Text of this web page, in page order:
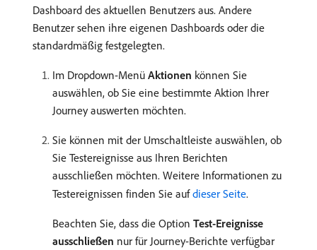
Dashboard des aktuellen Benutzers aus. Andere
Benutzer sehen ihre eigenen Dashboards oder die
standardmäßig festgelegten.
Im Dropdown-Menü Aktionen können Sie
auswählen, ob Sie eine bestimmte Aktion Ihrer
Journey auswerten möchten.
Sie können mit der Umschaltleiste auswählen, ob
Sie Testereignisse aus Ihren Berichten
ausschließen möchten. Weitere Informationen zu
Testereignissen finden Sie aufdieser Seite.
Beachten Sie, dass die Option Test-Ereignisse
ausschließen nur für Journey-Berichte verfügbar